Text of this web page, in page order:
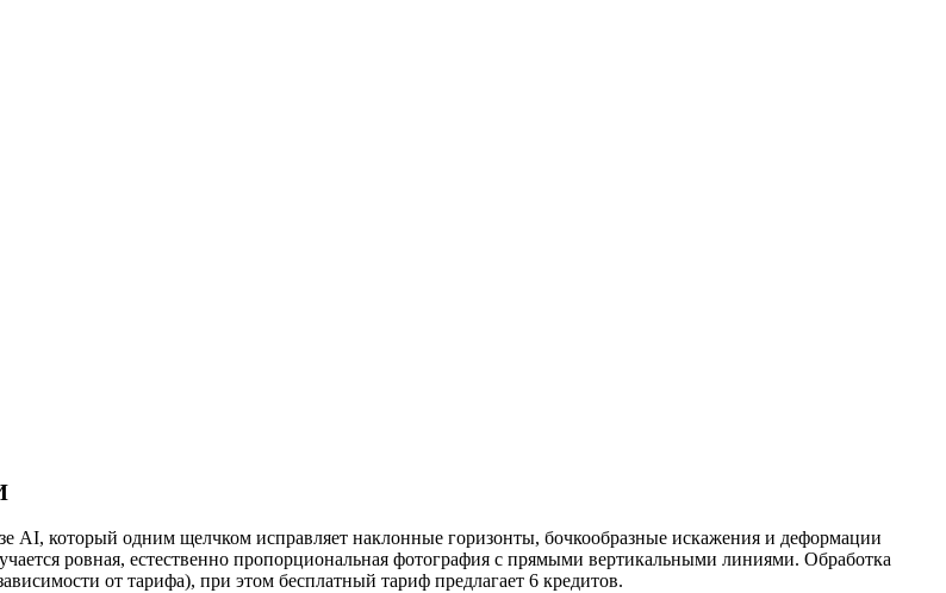
AI, который одним щелчком исправляет наклонные горизонты, бочкообразные искажения и деформации
ровная, естественно пропорциональная фотография с прямыми вертикальными линиями. Обработка
от тарифа), при этом бесплатный тариф предлагает 6 кредитов.